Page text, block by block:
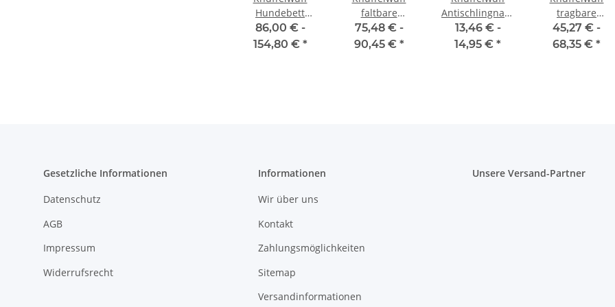
Hundebett
Lennard aus
Velours mit
86,00 € -
154,80 € *
faltbare
Hundebox Auto
Transportbox
75,48 € -
90,45 € *
Antischlingnapf
Balou 950ml
13,46 € -
14,95 € *
tragbare
Reisematte
Linea Travel aus
45,27 € -
68,35 € *
Gesetzliche Informationen
Datenschutz
AGB
Impressum
Widerrufsrecht
Informationen
Wir über uns
Kontakt
Zahlungsmöglichkeiten
Sitemap
Versandinformationen
Unsere Versand-Partner